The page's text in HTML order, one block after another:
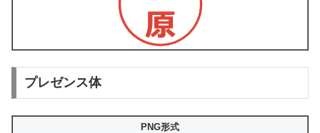
プレゼンス体
PNG形式